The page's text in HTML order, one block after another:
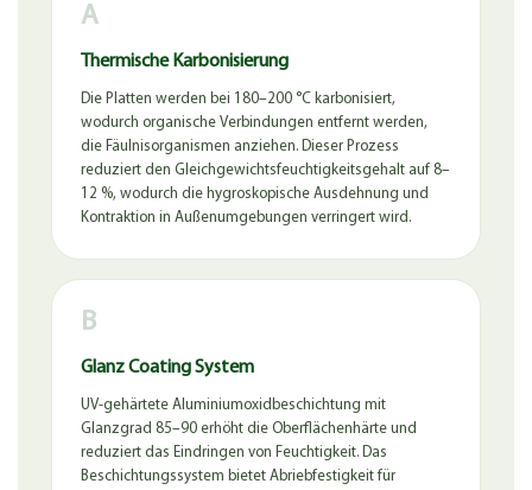
A
Thermische Karbonisierung
Die Platten werden bei 180–200 °C karbonisiert,
wodurch organische Verbindungen entfernt werden,
die Fäulnisorganismen anziehen. Dieser Prozess
reduziert den Gleichgewichtsfeuchtigkeitsgehalt auf 8–
12 %, wodurch die hygroskopische Ausdehnung und
Kontraktion in Außenumgebungen verringert wird.
B
Glanz Coating System
UV-gehärtete Aluminiumoxidbeschichtung mit
Glanzgrad 85–90 erhöht die Oberflächenhärte und
reduziert das Eindringen von Feuchtigkeit. Das
Beschichtungssystem bietet Abriebfestigkeit für